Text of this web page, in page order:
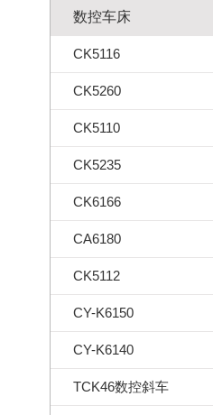
数控车床
CK5116
CK5260
CK5110
CK5235
CK6166
CA6180
CK5112
CY-K6150
CY-K6140
TCK46数控斜车